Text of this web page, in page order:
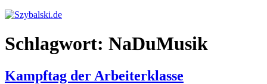
Schlagwort: NaDuMusik
Kampftag der Arbeiterklasse